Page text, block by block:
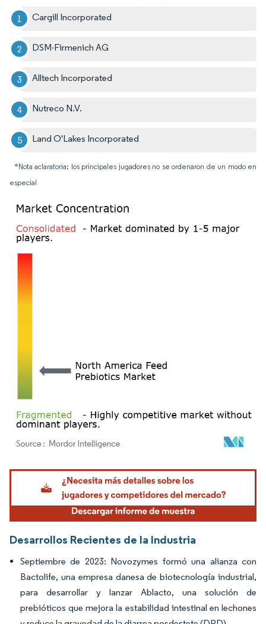
Cargill Incorporated
DSM-Firmenich AG
Alltech Incorporated
Nutreco N.V.
Land O'Lakes Incorporated
*Nota aclaratoria: los principales jugadores no se ordenaron de un modo en
especial
Imagen © Mordor Intelligence. El uso requiere atribución según CC BY 4.0.
Desarrollos Recientes de la Industria
Septiembre de 2023: Novozymes formó una alianza con
Bactolife, una empresa danesa de biotecnología industrial,
para desarrollar y lanzar Ablacto, una solución de
prebióticos que mejora la estabilidad intestinal en lechones